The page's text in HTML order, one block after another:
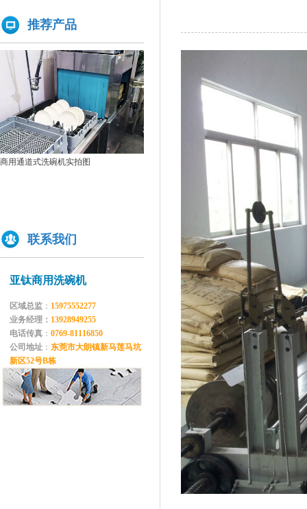
商用洗碗机开机关机操作流程及不合适洗那些餐具
亚钛洗碗机参展第三十三届上海国际酒店及餐饮业博览会
学校食堂采购洗碗机的必要性分析
为什么要选择国产品牌的洗碗机?
洗碗机比手洗更卫生？更节水？更高效？
你们学校还没有用上学校食堂洗碗机吗？
原来洗碗机还能洗菜洗龙虾！
如何正确的使用商用洗碗机确保清洗效果？
亚钛洗碗机参展第三十三届上海国际酒店及餐饮业博览会
全自动洗碗机：清洗新革命，降本增效
商用洗碗机开机关机操作流程及不合适洗那些餐具
亚钛洗碗机参展第三十三届上海国际酒店及餐饮业博览会
洗碗机比手洗更卫生？更节水？更高效？
你们学校还没有用上学校食堂洗碗机吗？
推荐产品
用通道式洗碗机实拍图 中小型商用平放式洗碗机实拍图
联系我们
亚钛商用洗碗机
区域总监 ： 15975552277
业务经理： 13928949255
电话传真 ： 0769-81116850
公司地址 ： 东莞市大朗镇新马莲马坑
新区52号B栋